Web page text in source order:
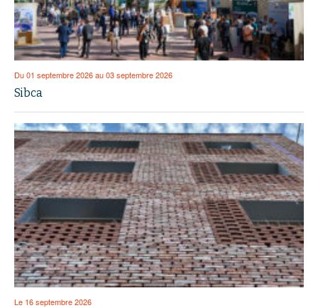
Du 01 septembre 2026 au 03 septembre 2026
Sibca
Le 16 septembre 2026